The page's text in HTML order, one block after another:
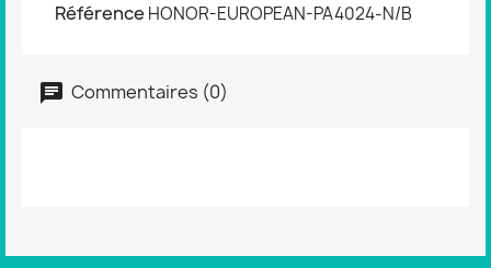
Référence HONOR-EUROPEAN-PA4024-N/B
Commentaires (0)